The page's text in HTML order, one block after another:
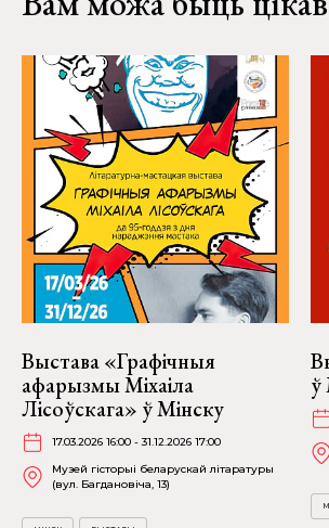
Выстава «Графічныя
афарызмы Міхаіла
Лісоўскага» ў Мінску
17.03.2026 16:00 - 31.12.2026 17:00
Музей гісторыі беларускай літаратуры
(вул. Багдановіча, 13)
ў